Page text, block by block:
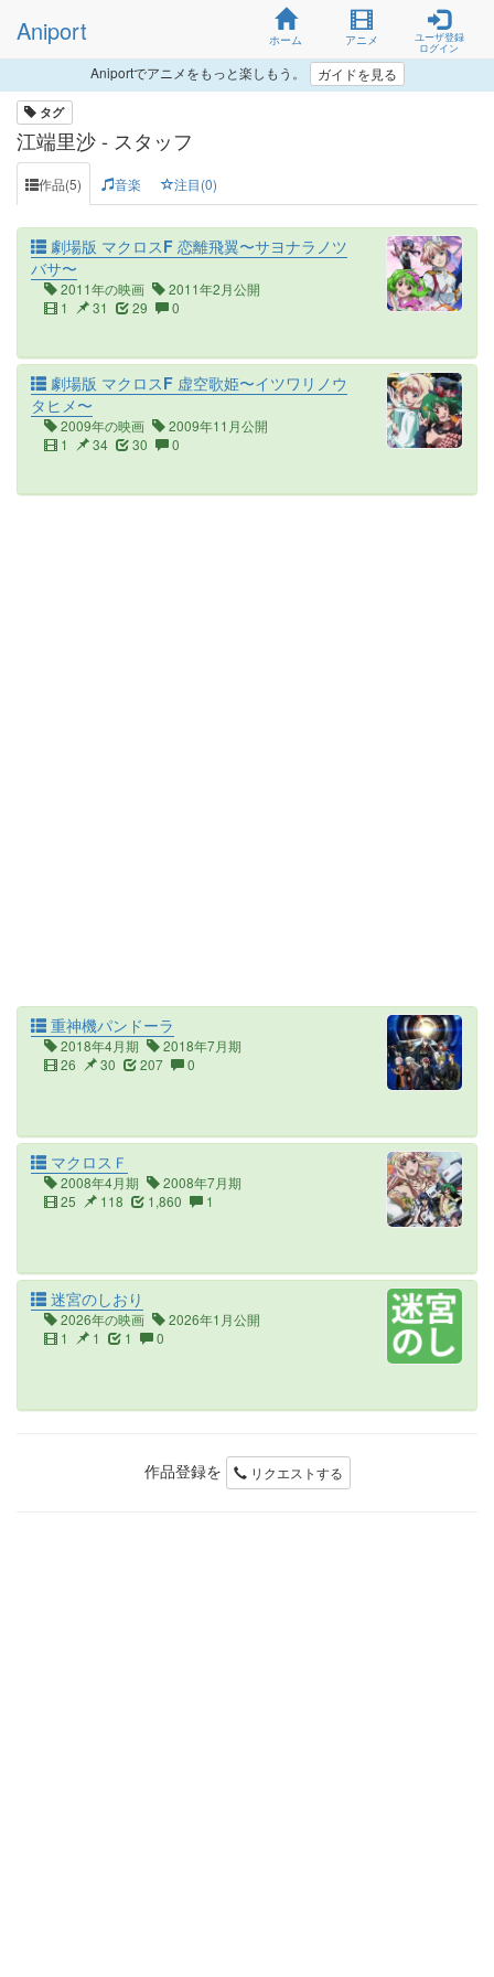
Aniport ホーム アニメ
ユーザ登録
ログイン
Aniportでアニメをもっと楽しもう。 ガイドを見る
タグ
江端里沙 - スタッフ
作品(5) 音楽 注目(0)
劇場版 マクロスF 恋離飛翼〜サヨナラノツ
バサ〜
2011年の映画
2011年2月公開
1
31 29 0
劇場版 マクロスF 虚空歌姫〜イツワリノウ
タヒメ〜
2009年の映画
2009年11月公開
1
34 30 0
重神機パンドーラ
2018年4月期
2018年7月期
26
30 207 0
マクロスＦ
2008年4月期
2008年7月期
25
118 1,860 1
迷宮のしおり
2026年の映画
2026年1月公開
1
1 1 0
作品登録を リクエストする